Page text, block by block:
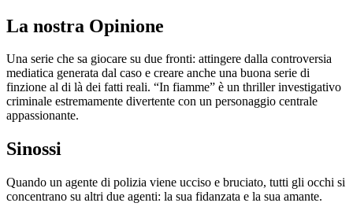
La nostra Opinione
Una serie che sa giocare su due fronti: attingere dalla controversia
mediatica generata dal caso e creare anche una buona serie di
finzione al di là dei fatti reali. “In fiamme” è un thriller investigativo
criminale estremamente divertente con un personaggio centrale
appassionante.
Sinossi
Quando un agente di polizia viene ucciso e bruciato, tutti gli occhi si
concentrano su altri due agenti: la sua fidanzata e la sua amante.